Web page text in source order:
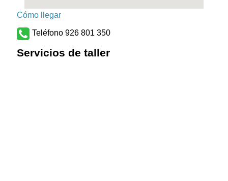
Cómo llegar
Teléfono 926 801 350
Servicios de taller